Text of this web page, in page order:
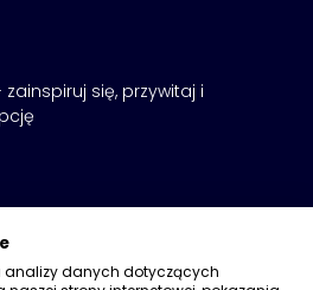
się, przywitaj i
analizy danych dotyczących